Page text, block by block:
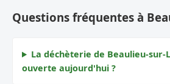
Questions fréquentes à
La déchèterie de Beaulieu-sur-
ouverte aujourd'hui ?